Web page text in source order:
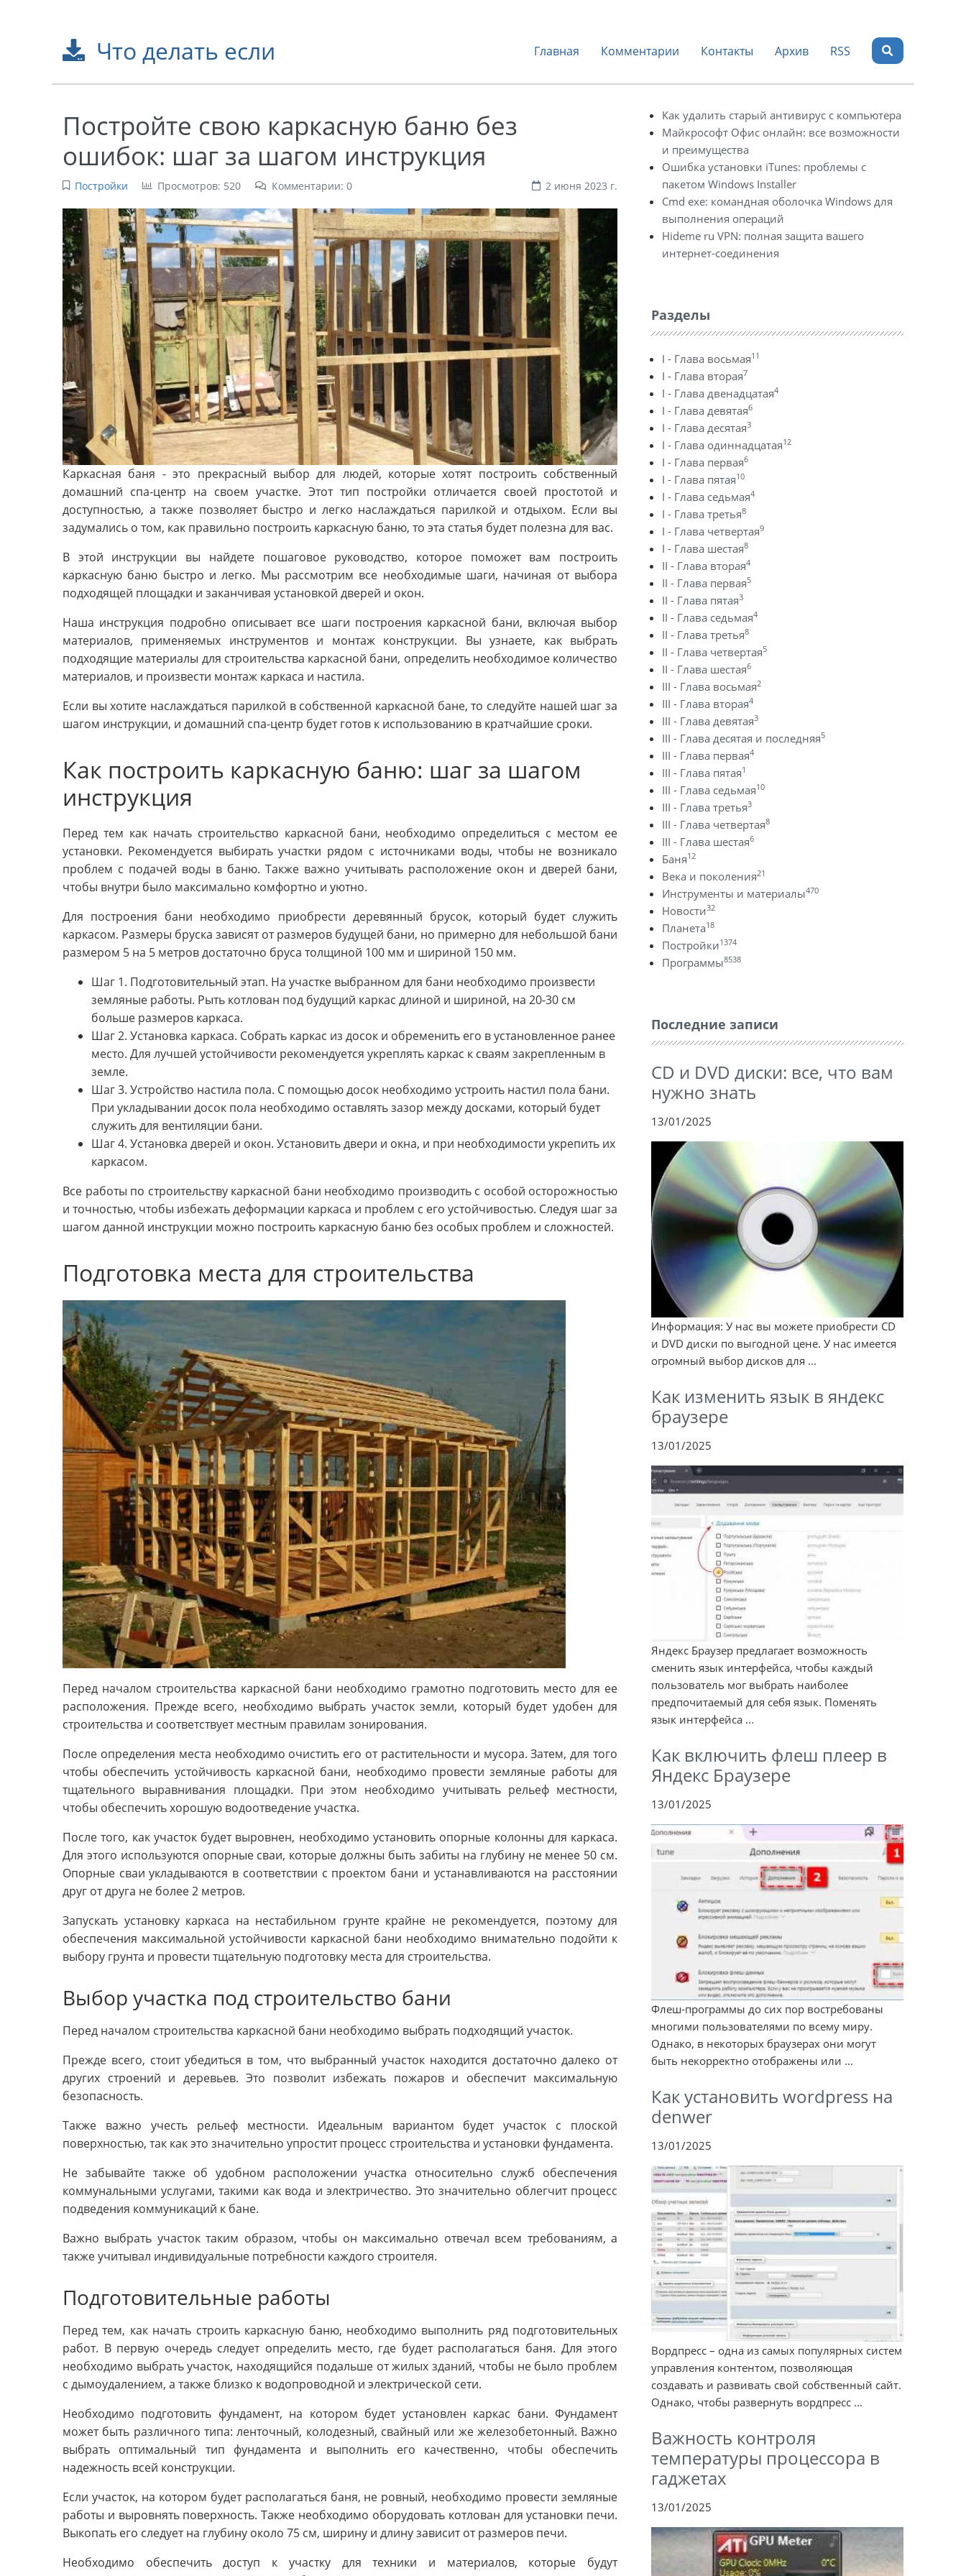
Что делать если Главная Комментарии Контакты Архив RSS
Постройте свою каркасную баню без
ошибок: шаг за шагом инструкция
Постройки Просмотров: 520 Комментарии: 0 2 июня 2023 г.
Каркасная баня - это прекрасный выбор для людей, которые хотят построить собственный
домашний спа-центр на своем участке. Этот тип постройки отличается своей простотой и
доступностью, а также позволяет быстро и легко наслаждаться парилкой и отдыхом. Если вы
задумались о том, как правильно построить каркасную баню, то эта статья будет полезна для вас.
В этой инструкции вы найдете пошаговое руководство, которое поможет вам построить
каркасную баню быстро и легко. Мы рассмотрим все необходимые шаги, начиная от выбора
подходящей площадки и заканчивая установкой дверей и окон.
Наша инструкция подробно описывает все шаги построения каркасной бани, включая выбор
материалов, применяемых инструментов и монтаж конструкции. Вы узнаете, как выбрать
подходящие материалы для строительства каркасной бани, определить необходимое количество
материалов, и произвести монтаж каркаса и настила.
Если вы хотите наслаждаться парилкой в собственной каркасной бане, то следуйте нашей шаг за
шагом инструкции, и домашний спа-центр будет готов к использованию в кратчайшие сроки.
Как построить каркасную баню: шаг за шагом
инструкция
Перед тем как начать строительство каркасной бани, необходимо определиться с местом ее
установки. Рекомендуется выбирать участки рядом с источниками воды, чтобы не возникало
проблем с подачей воды в баню. Также важно учитывать расположение окон и дверей бани,
чтобы внутри было максимально комфортно и уютно.
Для построения бани необходимо приобрести деревянный брусок, который будет служить
каркасом. Размеры бруска зависят от размеров будущей бани, но примерно для небольшой бани
размером 5 на 5 метров достаточно бруса толщиной 100 мм и шириной 150 мм.
Шаг 1. Подготовительный этап. На участке выбранном для бани необходимо произвести
земляные работы. Рыть котлован под будущий каркас длиной и шириной, на 20-30 см
больше размеров каркаса.
Шаг 2. Установка каркаса. Собрать каркас из досок и обременить его в установленное ранее
место. Для лучшей устойчивости рекомендуется укреплять каркас к сваям закрепленным в
земле.
Шаг 3. Устройство настила пола. С помощью досок необходимо устроить настил пола бани.
При укладывании досок пола необходимо оставлять зазор между досками, который будет
служить для вентиляции бани.
Шаг 4. Установка дверей и окон. Установить двери и окна, и при необходимости укрепить их
каркасом.
Все работы по строительству каркасной бани необходимо производить с особой осторожностью
и точностью, чтобы избежать деформации каркаса и проблем с его устойчивостью. Следуя шаг за
шагом данной инструкции можно построить каркасную баню без особых проблем и сложностей.
Подготовка места для строительства
Перед началом строительства каркасной бани необходимо грамотно подготовить место для ее
расположения. Прежде всего, необходимо выбрать участок земли, который будет удобен для
строительства и соответствует местным правилам зонирования.
После определения места необходимо очистить его от растительности и мусора. Затем, для того
чтобы обеспечить устойчивость каркасной бани, необходимо провести земляные работы для
тщательного выравнивания площадки. При этом необходимо учитывать рельеф местности,
чтобы обеспечить хорошую водоотведение участка.
После того, как участок будет выровнен, необходимо установить опорные колонны для каркаса.
Для этого используются опорные сваи, которые должны быть забиты на глубину не менее 50 см.
Опорные сваи укладываются в соответствии с проектом бани и устанавливаются на расстоянии
друг от друга не более 2 метров.
Запускать установку каркаса на нестабильном грунте крайне не рекомендуется, поэтому для
обеспечения максимальной устойчивости каркасной бани необходимо внимательно подойти к
выбору грунта и провести тщательную подготовку места для строительства.
Выбор участка под строительство бани
Перед началом строительства каркасной бани необходимо выбрать подходящий участок.
Прежде всего, стоит убедиться в том, что выбранный участок находится достаточно далеко от
других строений и деревьев. Это позволит избежать пожаров и обеспечит максимальную
безопасность.
Также важно учесть рельеф местности. Идеальным вариантом будет участок с плоской
поверхностью, так как это значительно упростит процесс строительства и установки фундамента.
Не забывайте также об удобном расположении участка относительно служб обеспечения
коммунальными услугами, такими как вода и электричество. Это значительно облегчит процесс
подведения коммуникаций к бане.
Важно выбрать участок таким образом, чтобы он максимально отвечал всем требованиям, а
также учитывал индивидуальные потребности каждого строителя.
Подготовительные работы
Перед тем, как начать строить каркасную баню, необходимо выполнить ряд подготовительных
работ. В первую очередь следует определить место, где будет располагаться баня. Для этого
необходимо выбрать участок, находящийся подальше от жилых зданий, чтобы не было проблем
с дымоудалением, а также близко к водопроводной и электрической сети.
Необходимо подготовить фундамент, на котором будет установлен каркас бани. Фундамент
может быть различного типа: ленточный, колодезный, свайный или же железобетонный. Важно
выбрать оптимальный тип фундамента и выполнить его качественно, чтобы обеспечить
надежность всей конструкции.
Если участок, на котором будет располагаться баня, не ровный, необходимо провести земляные
работы и выровнять поверхность. Также необходимо оборудовать котлован для установки печи.
Выкопать его следует на глубину около 75 см, ширину и длину зависит от размеров печи.
Необходимо обеспечить доступ к участку для техники и материалов, которые будут
Как удалить старый антивирус с компьютера
Майкрософт Офис онлайн: все возможности
и преимущества
Ошибка установки iTunes: проблемы с
пакетом Windows Installer
Cmd exe: командная оболочка Windows для
выполнения операций
Hideme ru VPN: полная защита вашего
интернет-соединения
Разделы
I - Глава восьмая11
I - Глава вторая7
I - Глава двенадцатая4
I - Глава девятая6
I - Глава десятая3
I - Глава одиннадцатая12
I - Глава первая6
I - Глава пятая10
I - Глава седьмая4
I - Глава третья8
I - Глава четвертая9
I - Глава шестая8
II - Глава вторая4
II - Глава первая5
II - Глава пятая3
II - Глава седьмая4
II - Глава третья8
II - Глава четвертая5
II - Глава шестая6
III - Глава восьмая2
III - Глава вторая4
III - Глава девятая3
III - Глава десятая и последняя5
III - Глава первая4
III - Глава пятая1
III - Глава седьмая10
III - Глава третья3
III - Глава четвертая8
III - Глава шестая6
Баня12
Века и поколения21
Инструменты и материалы470
Новости32
Планета18
Постройки1374
Программы8538
Последние записи
CD и DVD диски: все, что вам
нужно знать
13/01/2025
Информация: У нас вы можете приобрести CD
и DVD диски по выгодной цене. У нас имеется
огромный выбор дисков для ...
Как изменить язык в яндекс
браузере
13/01/2025
Яндекс Браузер предлагает возможность
сменить язык интерфейса, чтобы каждый
пользователь мог выбрать наиболее
предпочитаемый для себя язык. Поменять
язык интерфейса ...
Как включить флеш плеер в
Яндекс Браузере
13/01/2025
Флеш-программы до сих пор востребованы
многими пользователями по всему миру.
Однако, в некоторых браузерах они могут
быть некорректно отображены или ...
Как установить wordpress на
denwer
13/01/2025
Вордпресс – одна из самых популярных систем
управления контентом, позволяющая
создавать и развивать свой собственный сайт.
Однако, чтобы развернуть вордпресс ...
Важность контроля
температуры процессора в
гаджетах
13/01/2025